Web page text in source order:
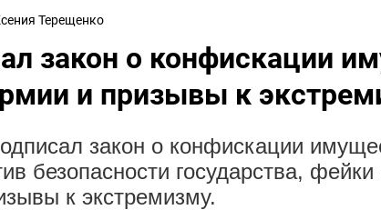
Терещенко
закон о конфискации
и призывы к
закон о конфискации
безопасности государства, фейки
к экстремизму.